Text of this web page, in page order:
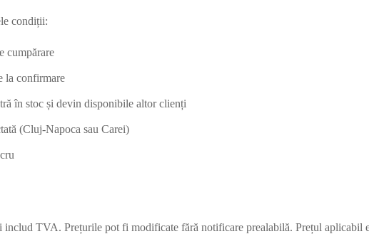
condiții:
cumpărare
la confirmare
în stoc și devin disponibile altor clienți
(Cluj-Napoca sau Carei)
includ TVA. Prețurile pot fi modificate fără notificare prealabilă. Prețul aplicabil